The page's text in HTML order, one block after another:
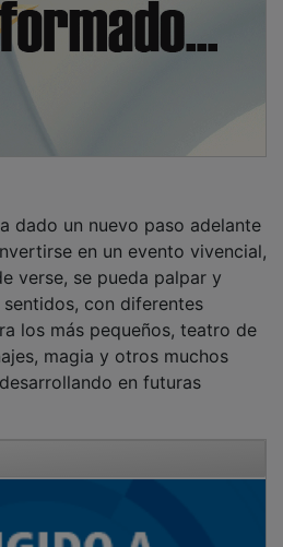
en un evento vivencial,
verse, se pueda palpar y
con diferentes
los más pequeños, teatro de
magia y otros muchos
en futuras